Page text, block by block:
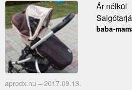
Ár nélkül
baba-
aprodx.hu – 2017.09.13.